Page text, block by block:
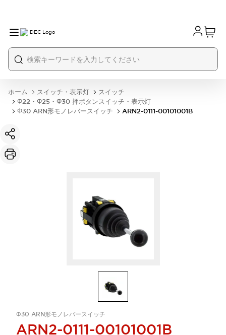
ホーム スイッチ・表示灯
スイッチ
Φ22・Φ25・Φ30 押ボタンスイッチ・表示灯
Φ30 ARN形モノレバースイッチ
ARN2-0111-00101001B
Φ30 ARN形モノレバースイッチ
ARN2-0111-00101001B